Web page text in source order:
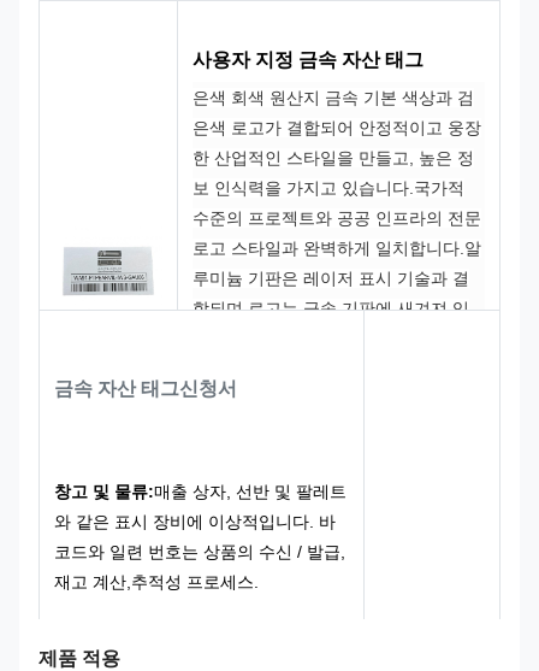
사용자 지정 금속 자산 태그
은색 회색 원산지 금속 기본 색상과 검
은색 로고가 결합되어 안정적이고 웅장
한 산업적인 스타일을 만들고, 높은 정
보 인식력을 가지고 있습니다.국가적
수준의 프로젝트와 공공 인프라의 전문
로고 스타일과 완벽하게 일치합니다.알
루미늄 기판은 레이저 표시 기술과 결
합되며 로고는 금속 기판에 새겨져 있
둥글게 된 각과 가장자리를 갖추고 있
로젝트 자산 상자
금속 자산 태그신청서
창고 및 물류:매출 상자, 선반 및 팔레트
와 같은 표시 장비에 이상적입니다. 바
코드와 일련 번호는 상품의 수신 / 발급,
재고 계산,추적성 프로세스.
제품 적용